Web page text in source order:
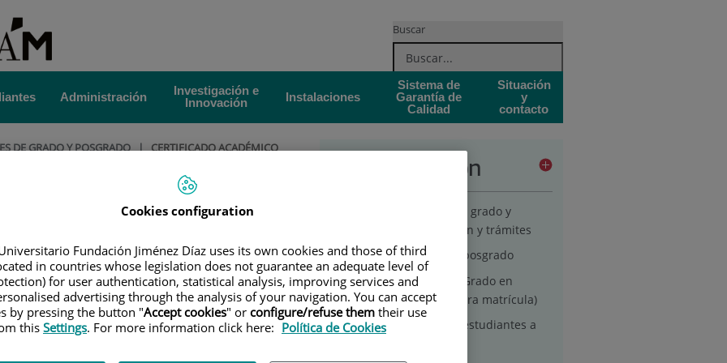
Buscar
Administración
Investigación e
Innovación
Instalaciones
Sistema de
Garantía de
Calidad
Situación
y
contacto
DE GRADO Y POSGRADO | CERTIFICADO ACADÉMICO
del Centro el impreso de solicitud que puede descargar
Abonaréscorrespondientes a las tasas oficiales que puede
pagados en el Banco Santander,
entregando el justificante
Administración
Secretaría académica grado y
posgrado: información y trámites
Trámites de grado y posgrado
Matriculación en Grado en
Enfermería (primera matrícula)
Matriculación de estudiantes a
Cookies configuration
Fundación Jiménez Díaz uses its own cookies and those of third
in countries whose legislation does not guarantee an adequate level of
for user authentication, statistical analysis, improving services and
advertising through the analysis of your navigation. You can accept
by pressing the button "Accept cookies" or configure/refuse them their use
thisSettings. For more information click here: Política de Cookies